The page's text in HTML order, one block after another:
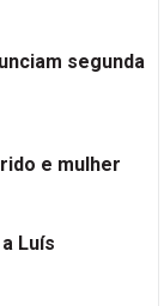
segunda
e mulher
Luís